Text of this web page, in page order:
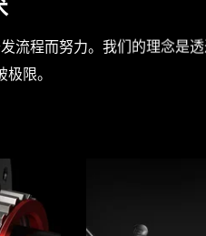
流程而努力。我们的理念是
限。